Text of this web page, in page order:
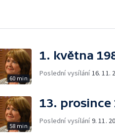
60 min
1. května
Poslední vysílání16. 11.
58 min
13. prosince
Poslední vysílání9. 11.